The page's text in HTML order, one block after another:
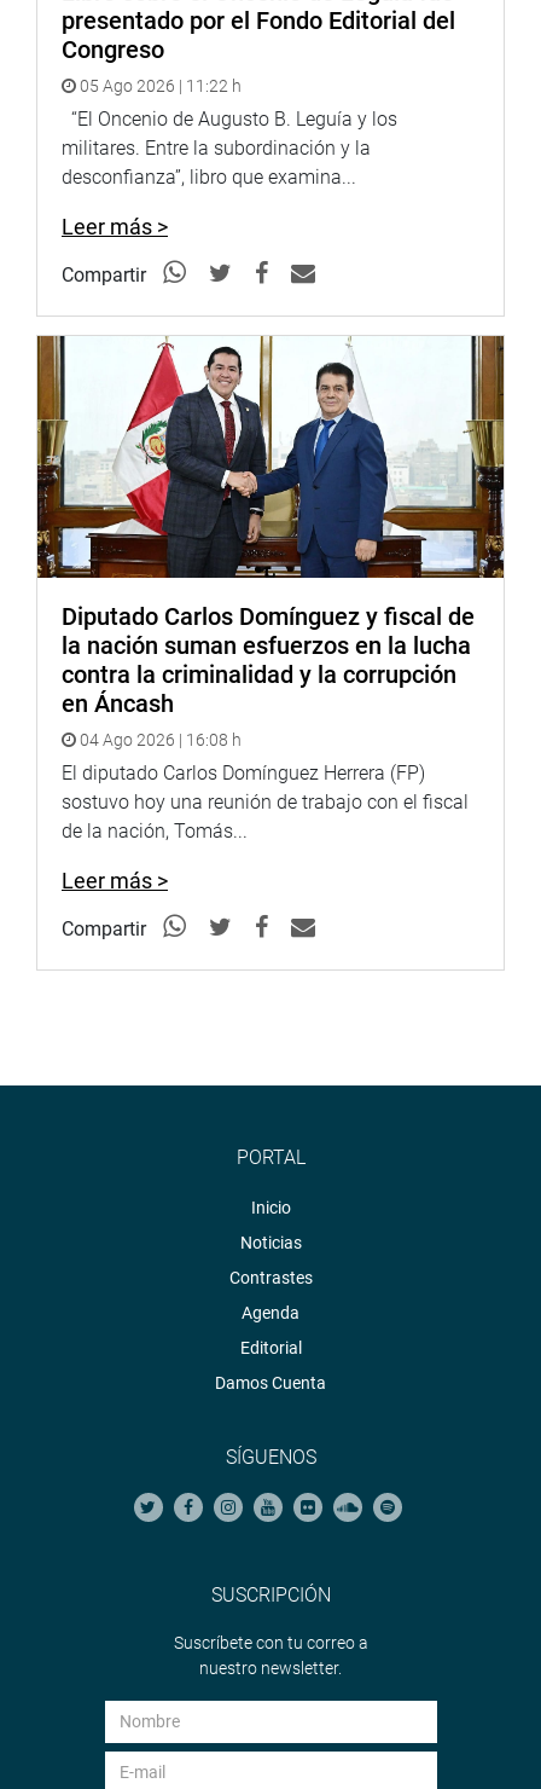
presentado por el Fondo Editorial del
Congreso
05 Ago 2026 | 11:22 h
“El Oncenio de Augusto B. Leguía y los
militares. Entre la subordinación y la
desconfianza”, libro que examina...
Leer más >
Compartir
Diputado Carlos Domínguez y fiscal de
la nación suman esfuerzos en la lucha
contra la criminalidad y la corrupción
en Áncash
04 Ago 2026 | 16:08 h
El diputado Carlos Domínguez Herrera (FP)
sostuvo hoy una reunión de trabajo con el fiscal
de la nación, Tomás...
Leer más >
Compartir
PORTAL
Inicio
Noticias
Contrastes
Agenda
Editorial
Damos Cuenta
SÍGUENOS
SUSCRIPCIÓN
Suscríbete con tu correo a
nuestro newsletter.